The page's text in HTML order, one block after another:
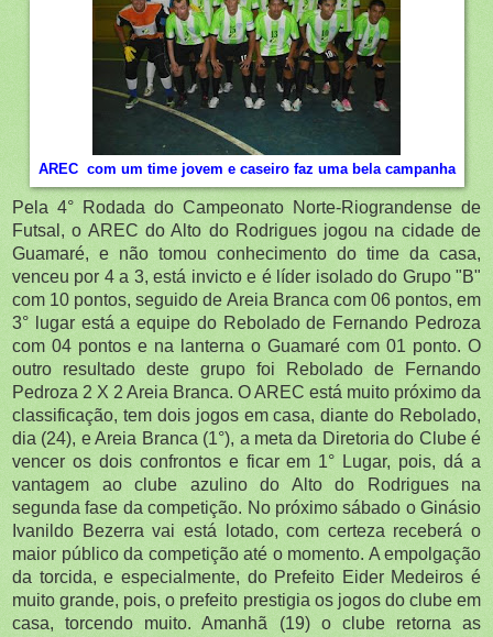
AREC com um time jovem e caseiro faz uma bela campanha
Pela 4° Rodada do Campeonato Norte-Riograndense de
Futsal, o AREC do Alto do Rodrigues jogou na cidade de
Guamaré, e não tomou conhecimento do time da casa,
venceu por 4 a 3, está invicto e é líder isolado do Grupo "B"
com 10 pontos, seguido de Areia Branca com 06 pontos, em
3° lugar está a equipe do Rebolado de Fernando Pedroza
com 04 pontos e na lanterna o Guamaré com 01 ponto. O
outro resultado deste grupo foi Rebolado de Fernando
Pedroza 2 X 2 Areia Branca. O AREC está muito próximo da
classificação, tem dois jogos em casa, diante do Rebolado,
dia (24), e Areia Branca (1°), a meta da Diretoria do Clube é
vencer os dois confrontos e ficar em 1° Lugar, pois, dá a
vantagem ao clube azulino do Alto do Rodrigues na
segunda fase da competição. No próximo sábado o Ginásio
Ivanildo Bezerra vai está lotado, com certeza receberá o
maior público da competição até o momento. A empolgação
da torcida, e especialmente, do Prefeito Eider Medeiros é
muito grande, pois, o prefeito prestigia os jogos do clube em
casa, torcendo muito. Amanhã (19) o clube retorna as